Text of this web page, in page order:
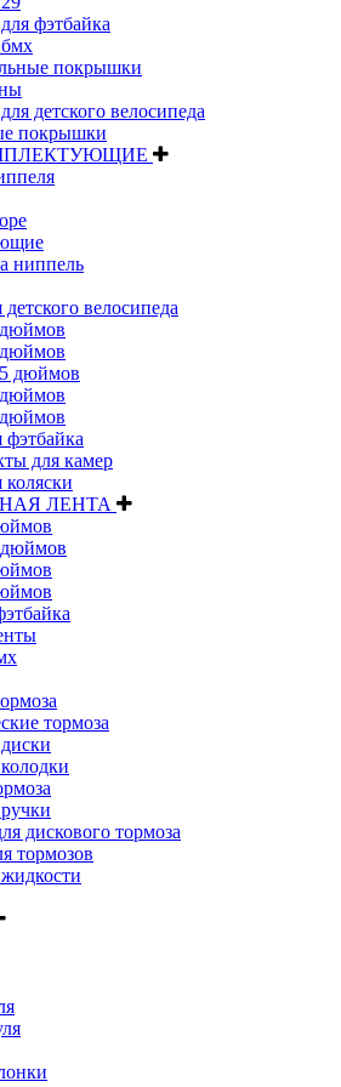
фэтбайка
покрышки
детского велосипеда
покрышки
ниппель
велосипеда
дюймов
для камер
ЛЕНТА
тормоза
дискового тормоза
тормозов